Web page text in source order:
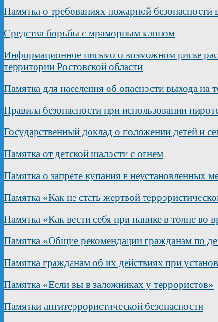
Памятка о требованиях пожарной
Средства борьбы с мраморным клопом
Информационное письмо о возможном риске
территории Ростовской области
Памятка для населения об опасности выхода на
Правила безопасности при использовании
Государственный доклад о положении детей и
Памятка от детской шалости с огнем
Памятка о запрете купания в неустановленных
Памятка «Как не стать жертвой
Памятка «Как вести себя при панике в толпе во
Памятка «Общие рекомендации гражданам по
Памятка гражданам об их действиях при
Памятка «Если вы в заложниках у террористов»
Памятки антитеррористической безопасности